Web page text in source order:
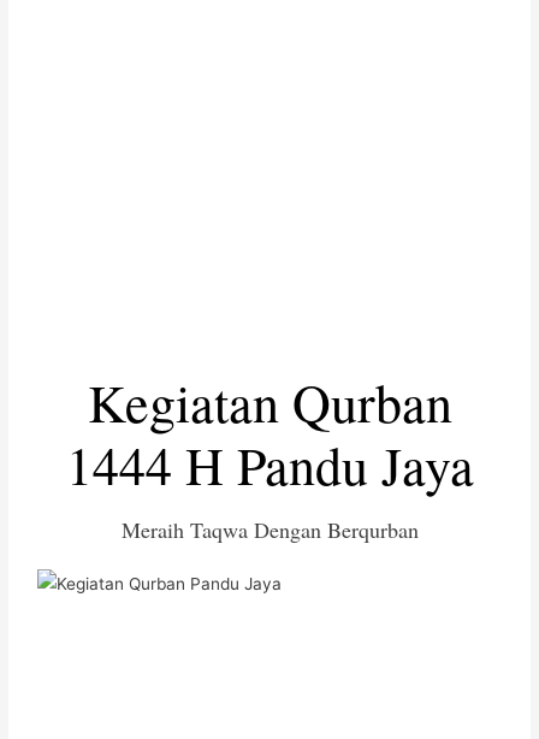
Kegiatan Qurban
1444 H Pandu Jaya
Meraih Taqwa Dengan Berqurban